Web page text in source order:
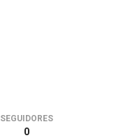
SEGUIDORES
0